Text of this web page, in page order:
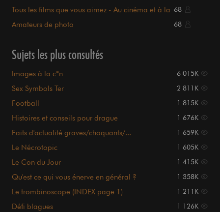
Tous les films que vous aimez - Au cinéma et à la 68
Amateurs de photo 68
Sujets les plus consultés
Images à la c*n 6 015K
Sex Symbols Ter 2 811K
Football 1 815K
Histoires et conseils pour drague 1 676K
Faits d'actualité graves/choquants/... 1 659K
Le Nécrotopic 1 605K
Le Con du Jour 1 415K
Qu'est ce qui vous énerve en général ? 1 358K
Le trombinoscope (INDEX page 1) 1 211K
Défi blagues 1 126K